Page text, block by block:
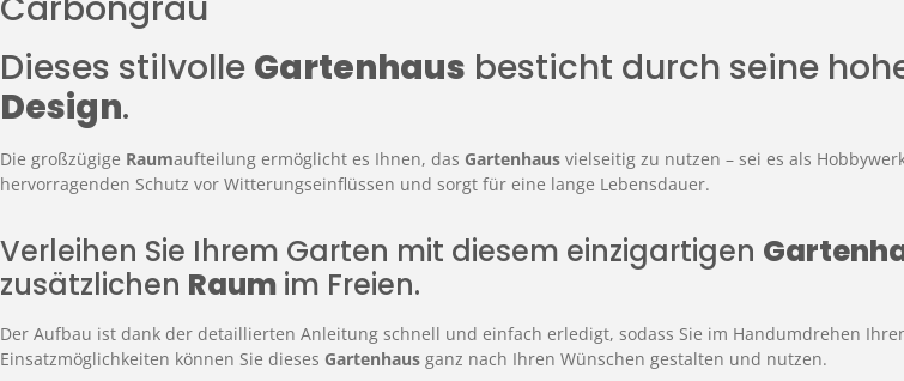
Carbongrau"
Dieses stilvolle Gartenhaus besticht durch seine
Design.
Die großzügige Raumaufteilung ermöglicht es Ihnen, das Gartenhaus vielseitig zu nutzen – sei es als
hervorragenden Schutz vor Witterungseinflüssen und sorgt für eine lange Lebensdauer.
Verleihen Sie Ihrem Garten mit diesem einzigartigen
zusätzlichen Raum im Freien.
Der Aufbau ist dank der detaillierten Anleitung schnell und einfach erledigt, sodass Sie im Handumdrehen
Einsatzmöglichkeiten können Sie dieses Gartenhaus ganz nach Ihren Wünschen gestalten und nutzen.